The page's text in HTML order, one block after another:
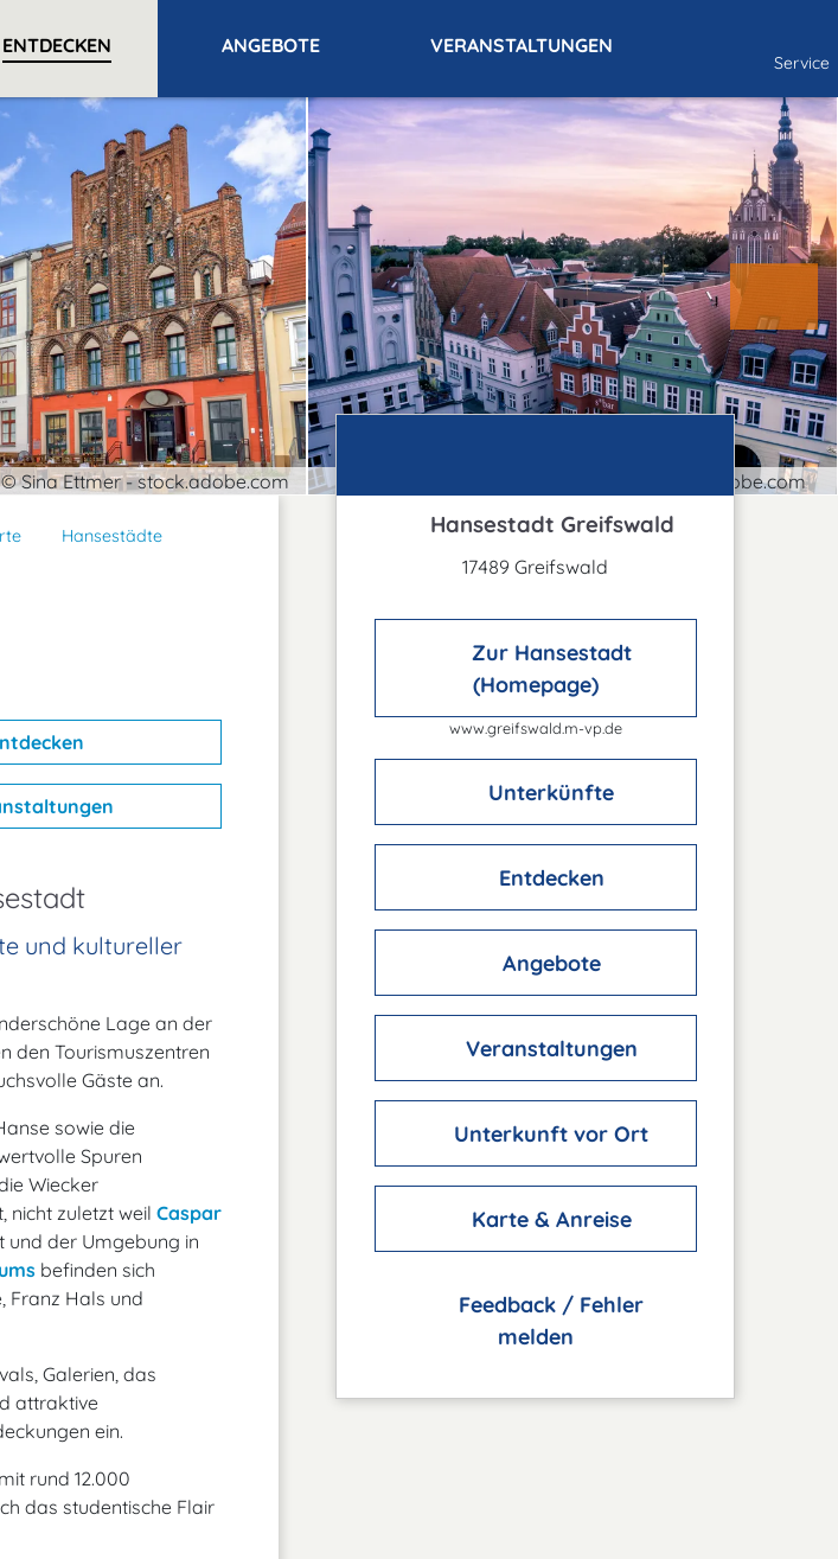
ENTDECKEN ANGEBOTE VERANSTALTUNGEN
Service
Sina Ettmer - stock.adobe.com Greifswald Fischmarkt | © Magnus - stock.adobe.com
Hansestädte
und kultureller
Lage an der
den Tourismuszentren
Gäste an.
sowie die
Spuren
Wiecker
nicht zuletzt weil Caspar
und der Umgebung in
befinden sich
Franz Hals und
Galerien, das
attraktive
ein.
rund 12.000
das studentische Flair
Hansestadt Greifswald
17489 Greifswald
Zur Hansestadt
(Homepage)
www.greifswald.m-vp.de
Unterkünfte
Entdecken
Angebote
Veranstaltungen
Unterkunft vor Ort
Karte & Anreise
Feedback / Fehler
melden